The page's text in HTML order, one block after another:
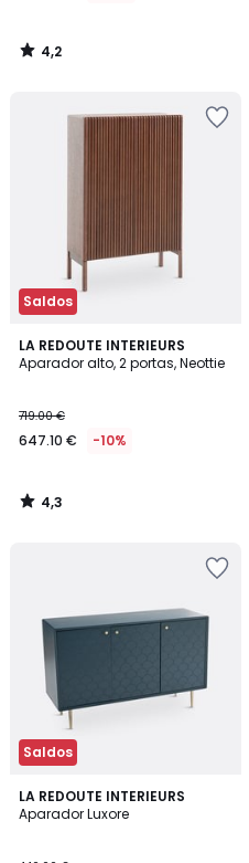
4,2
/
Saldos
LA REDOUTE INTERIEURS
Aparador alto, 2 portas, Neottie
719.00 €
647.10 € -10%
4,3
/ 5
4,3
/
Saldos
LA REDOUTE INTERIEURS
Aparador Luxore
4,3
/ 5